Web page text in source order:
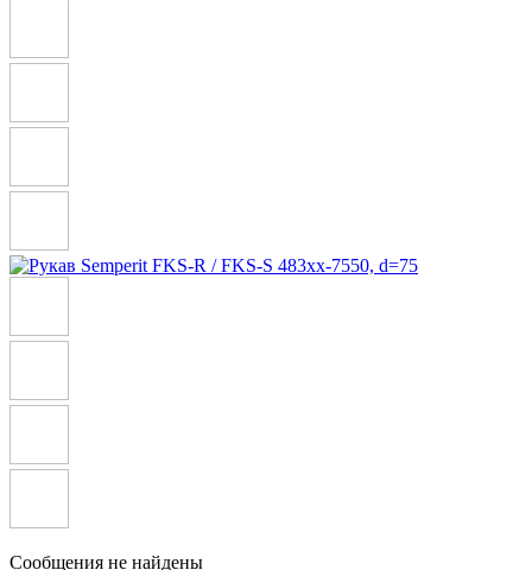
Сообщения не найдены